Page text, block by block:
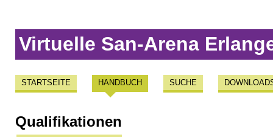
Virtuelle San-Arena
STARTSEITE HANDBUCH SUCHE
Qualifikationen